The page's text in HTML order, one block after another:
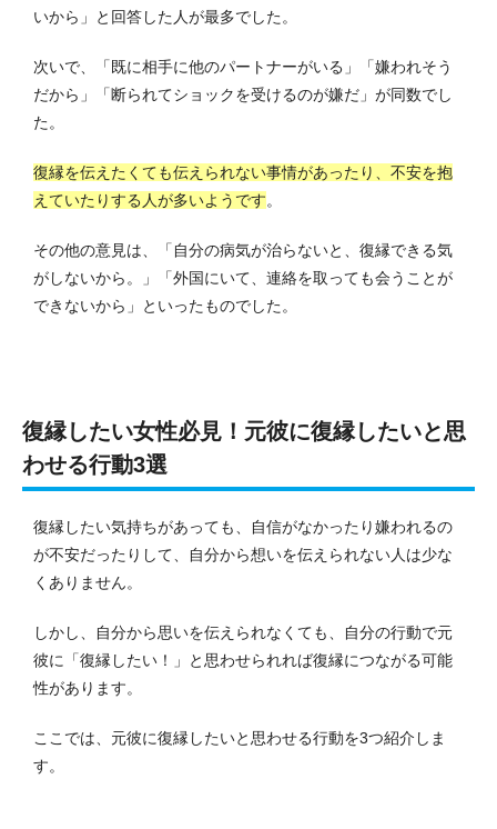
いから」と回答した人が最多でした。
次いで、「既に相手に他のパートナーがいる」「嫌われそう
だから」「断られてショックを受けるのが嫌だ」が同数でし
た。
復縁を伝えたくても伝えられない事情があったり、不安を抱
えていたりする人が多いようです。
その他の意見は、「自分の病気が治らないと、復縁できる気
がしないから。」「外国にいて、連絡を取っても会うことが
できないから」といったものでした。
復縁したい女性必見！元彼に復縁したいと思
わせる行動3選
復縁したい気持ちがあっても、自信がなかったり嫌われるの
が不安だったりして、自分から想いを伝えられない人は少な
くありません。
しかし、自分から思いを伝えられなくても、自分の行動で元
彼に「復縁したい！」と思わせられれば復縁につながる可能
性があります。
ここでは、元彼に復縁したいと思わせる行動を3つ紹介しま
す。